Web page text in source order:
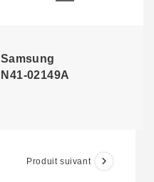
02149A
Produit suivant